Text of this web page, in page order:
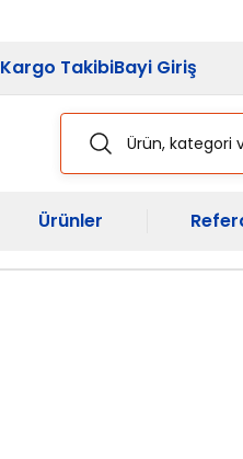
Kargo TakibiBayi Giriş
Ürünler